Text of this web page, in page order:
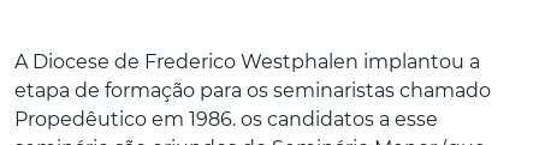
A Diocese de Frederico Westphalen implantou a
etapa de formação para os seminaristas chamado
Propedêutico em 1986. os candidatos a esse